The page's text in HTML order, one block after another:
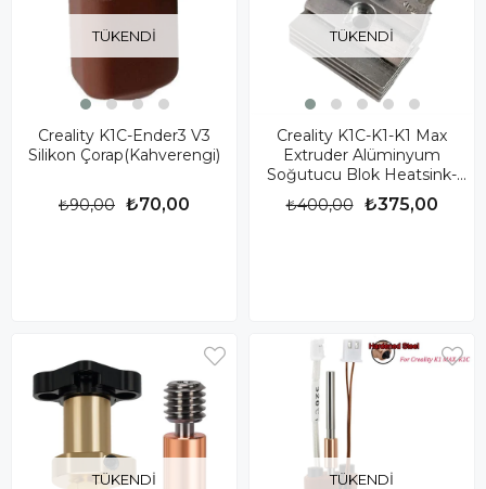
TÜKENDI
Creality K1C-Ender3 V3
Silikon Çorap(Kahverengi)
₺70,00
₺90,00
TÜKENDI
Creality K1C-K1-K1 Max
Extruder Alüminyum
Soğutucu Blok Heatsink-
Unicorn Nozzle Uyumlu
Yeni Versiyon
₺375,00
₺400,00
TÜKENDI TÜKENDI